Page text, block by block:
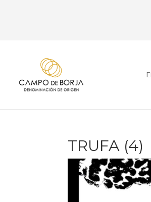
TRUFA (4)